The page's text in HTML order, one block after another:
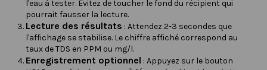
l'eau à tester. Évitez de toucher le fond du récipient qui
pourrait fausser la lecture.
Lecture des résultats : Attendez 2-3 secondes que
l'affichage se stabilise. Le chiffre affiché correspond au
taux de TDS en PPM ou mg/l.
Enregistrement optionnel : Appuyez sur le bouton